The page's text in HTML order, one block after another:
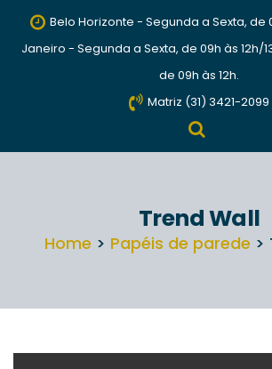
Belo Horizonte - Segunda a Sexta, de
Janeiro - Segunda a Sexta, de 09h às 12h/
de 09h às 12h.
Matriz (31) 3421-2099
Trend Wall
Home > Papéis de parede >